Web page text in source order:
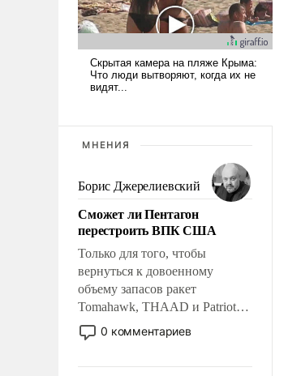
МНЕНИЯ
Борис Джерелиевский
Сможет ли Пентагон
перестроить ВПК США
Только для того, чтобы
вернуться к довоенному
объему запасов ракет
Tomahawk, THAAD и Patriot
США потребуется более трех
лет. Даже небольшая война с
0 комментариев